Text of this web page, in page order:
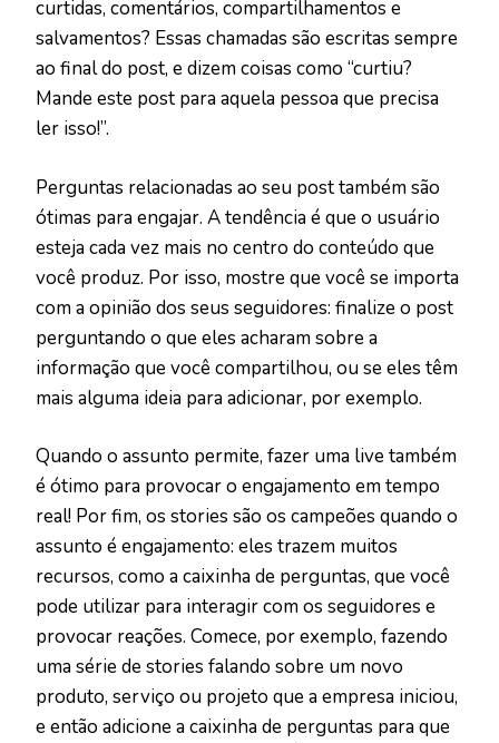
curtidas, comentários, compartilhamentos e
salvamentos? Essas chamadas são escritas sempre
ao final do post, e dizem coisas como “curtiu?
Mande este post para aquela pessoa que precisa
ler isso!”.
Perguntas relacionadas ao seu post também são
ótimas para engajar. A tendência é que o usuário
esteja cada vez mais no centro do conteúdo que
você produz. Por isso, mostre que você se importa
com a opinião dos seus seguidores: finalize o post
perguntando o que eles acharam sobre a
informação que você compartilhou, ou se eles têm
mais alguma ideia para adicionar, por exemplo.
Quando o assunto permite, fazer uma live também
é ótimo para provocar o engajamento em tempo
real! Por fim, os stories são os campeões quando o
assunto é engajamento: eles trazem muitos
recursos, como a caixinha de perguntas, que você
pode utilizar para interagir com os seguidores e
provocar reações. Comece, por exemplo, fazendo
uma série de stories falando sobre um novo
produto, serviço ou projeto que a empresa iniciou,
e então adicione a caixinha de perguntas para que